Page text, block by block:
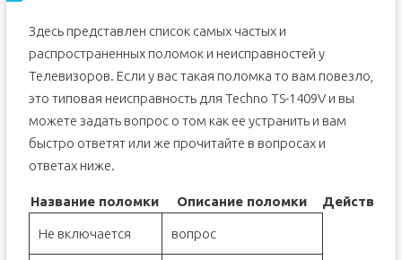
Здесь представлен список самых частых и
распространенных поломок и неисправностей у
Телевизоров. Если у вас такая поломка то вам повезло,
это типовая неисправность для Techno TS-1409V и вы
можете задать вопрос о том как ее устранить и вам
быстро ответят или же прочитайте в вопросах и
ответах ниже.
Название поломки Описание поломки Действие
Не включается вопрос